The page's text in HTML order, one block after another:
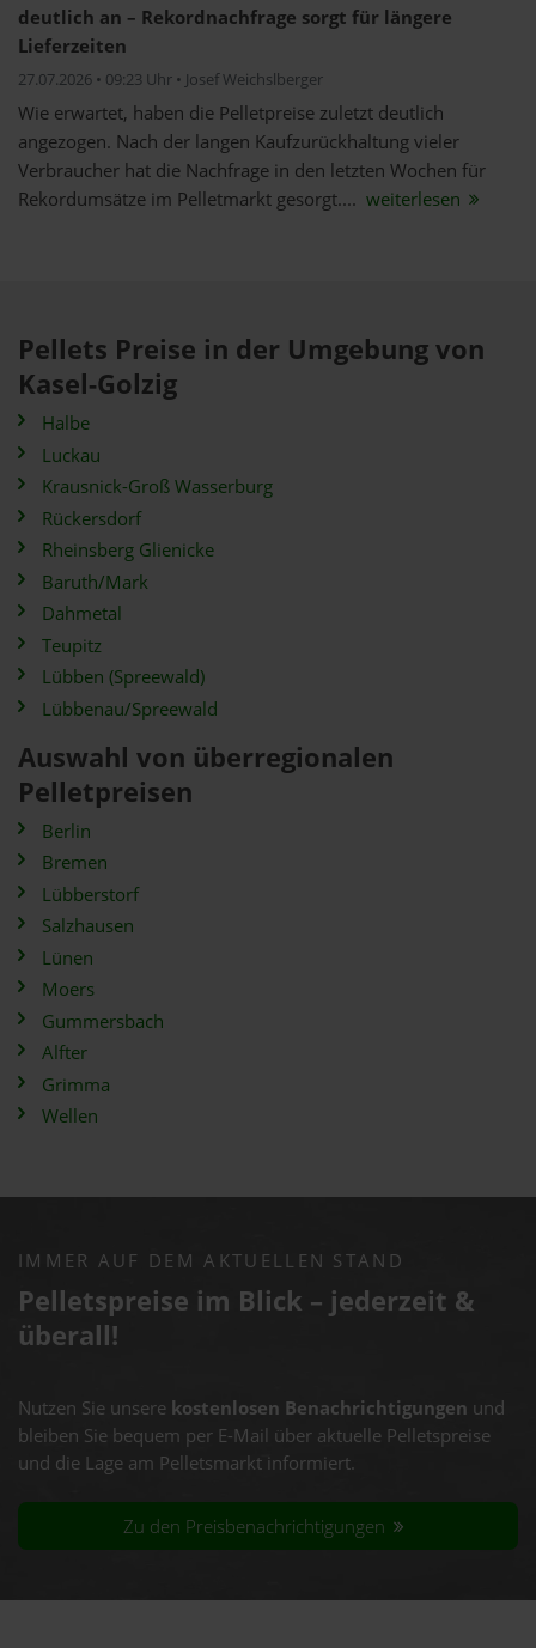
deutlich an – Rekordnachfrage sorgt für längere
Lieferzeiten
27.07.2026 • 09:23 Uhr • Josef Weichslberger
Wie erwartet, haben die Pelletpreise zuletzt deutlich
angezogen. Nach der langen Kaufzurückhaltung vieler
Verbraucher hat die Nachfrage in den letzten Wochen für
Rekordumsätze im Pelletmarkt gesorgt.... weiterlesen
Pellets Preise in der Umgebung von
Kasel-Golzig
Halbe
Luckau
Krausnick-Groß Wasserburg
Rückersdorf
Rheinsberg Glienicke
Baruth/Mark
Dahmetal
Teupitz
Lübben (Spreewald)
Lübbenau/Spreewald
Auswahl von überregionalen
Pelletpreisen
Berlin
Bremen
Lübberstorf
Salzhausen
Lünen
Moers
Gummersbach
Alfter
Grimma
Wellen
IMMER AUF DEM AKTUELLEN STAND
Pelletspreise im Blick – jederzeit &
überall!
Nutzen Sie unsere kostenlosen Benachrichtigungen und
bleiben Sie bequem per E-Mail über aktuelle Pelletspreise
und die Lage am Pelletsmarkt informiert.
Zu den Preisbenachrichtigungen